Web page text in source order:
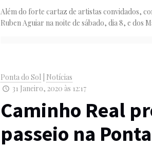
Além do forte cartaz de artistas convidados,
Ruben Aguiar na noite de sábado, dia 8, e dos
Ponta do Sol Notícias
31 Janeiro, 2020 às 12:17
Caminho Real
passeio na